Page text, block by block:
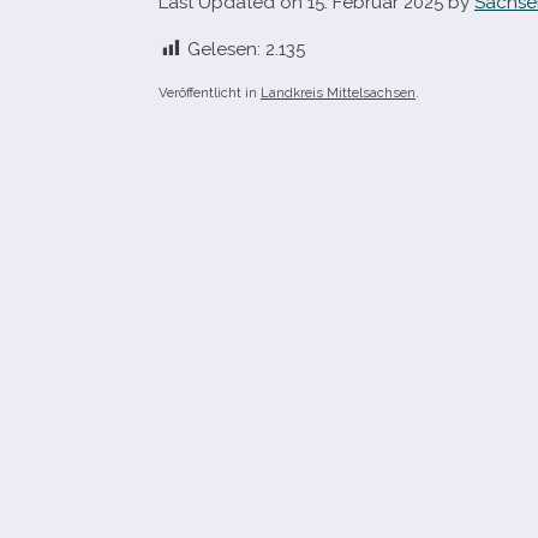
Gelesen: 2.135
Veröffentlicht in Landkreis Mittelsachsen